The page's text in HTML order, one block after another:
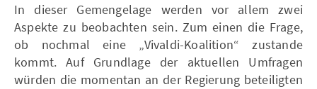
In dieser Gemengelage werden vor allem zwei
Aspekte zu beobachten sein. Zum einen die Frage,
ob nochmal eine „Vivaldi-Koalition“ zustande
kommt. Auf Grundlage der aktuellen Umfragen
würden die momentan an der Regierung beteiligten